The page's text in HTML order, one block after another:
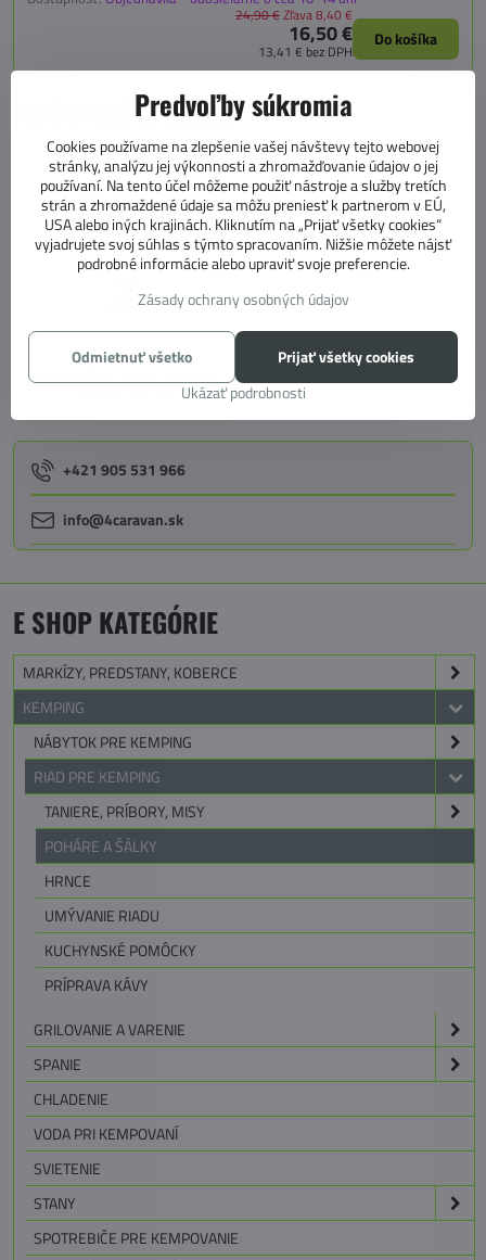
16,50 €
13,41 € bez DPH
24,90 €Zľava 8,40 €
Do košíka
Navštívené produkty
Brunner Blue Ocean plastový
+421 905 531 966
info@4caravan.sk
E SHOP KATEGÓRIE
MARKÍZY, PREDSTANY, KOBERCE
KEMPING
NÁBYTOK PRE KEMPING
RIAD PRE KEMPING
TANIERE, PRÍBORY, MISY
POHÁRE A ŠÁLKY
HRNCE
UMÝVANIE RIADU
KUCHYNSKÉ POMÔCKY
PRÍPRAVA KÁVY
GRILOVANIE A VARENIE
SPANIE
CHLADENIE
VODA PRI KEMPOVANÍ
SVIETENIE
STANY
SPOTREBIČE PRE KEMPOVANIE
Predvoľby súkromia
Cookies používame na zlepšenie vašej návštevy tejto webovej
stránky, analýzu jej výkonnosti a zhromažďovanie údajov o jej
používaní. Na tento účel môžeme použiť nástroje a služby tretích
strán a zhromaždené údaje sa môžu preniesť k partnerom v EÚ,
USA alebo iných krajinách. Kliknutím na „Prijať všetky cookies“
vyjadrujete svoj súhlas s týmto spracovaním. Nižšie môžete nájsť
podrobné informácie alebo upraviť svoje preferencie.
Zásady ochrany osobných údajov
Ukázať podrobnosti
Prijať všetky cookies
Odmietnuť všetko